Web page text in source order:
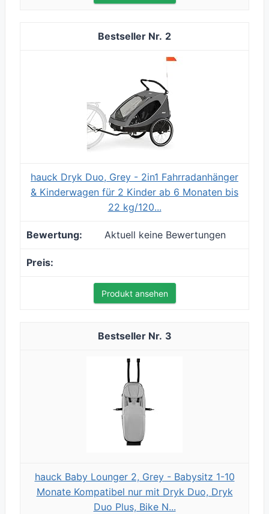
2
hauck Dryk Duo, Grey - 2in1 Fahrradanhänger
& Kinderwagen für 2 Kinder ab 6 Monaten bis
22 kg/120...
Aktuell keine Bewertungen
Produkt ansehen
3
hauck Baby Lounger 2, Grey - Babysitz 1-10
Monate Kompatibel nur mit Dryk Duo, Dryk
Duo Plus, Bike N...